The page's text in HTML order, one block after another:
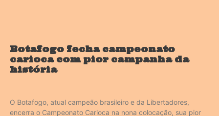
Botafogo fecha campeonato
carioca com pior campanha da
história
O Botafogo, atual campeão brasileiro e da Libertadores,
encerra o Campeonato Carioca na nona colocação, sua pior